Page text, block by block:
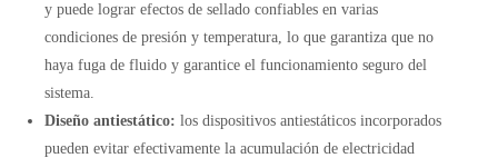
y puede lograr efectos de sellado confiables en varias
condiciones de presión y temperatura, lo que garantiza que no
haya fuga de fluido y garantice el funcionamiento seguro del
sistema.
Diseño antiestático: los dispositivos antiestáticos incorporados
pueden evitar efectivamente la acumulación de electricidad